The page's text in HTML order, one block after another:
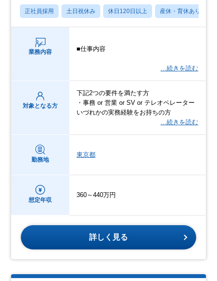
正社員採用 土日祝休み 休日120日以上 産休・育休あり
業務内容 ■仕事内容
…続きを読む
対象となる方
下記2つの要件を満たす方
・事務 or 営業 or SV or テレオペレーター
いづれかの実務経験をお持ちの方
…続きを読む
勤務地
東京都
想定年収
360～440万円
詳しく見る